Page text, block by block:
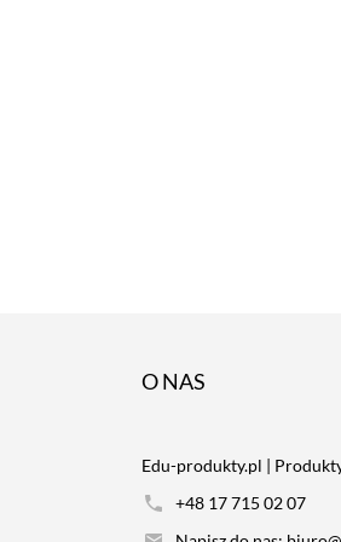
O NAS
Edu-produkty.pl |
+48 17 715 02 07